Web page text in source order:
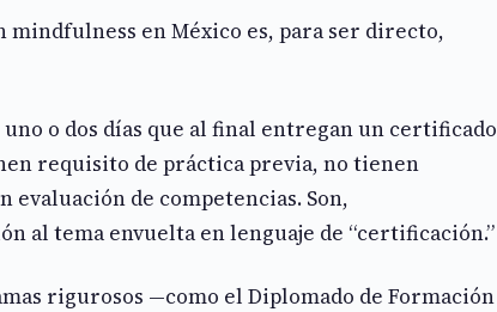
mindfulness en México es, para ser directo,
o dos días que al final entregan un certificado
requisito de práctica previa, no tienen
evaluación de competencias. Son,
al tema envuelta en lenguaje de “certificación.”
rigurosos —como el Diplomado de Formación